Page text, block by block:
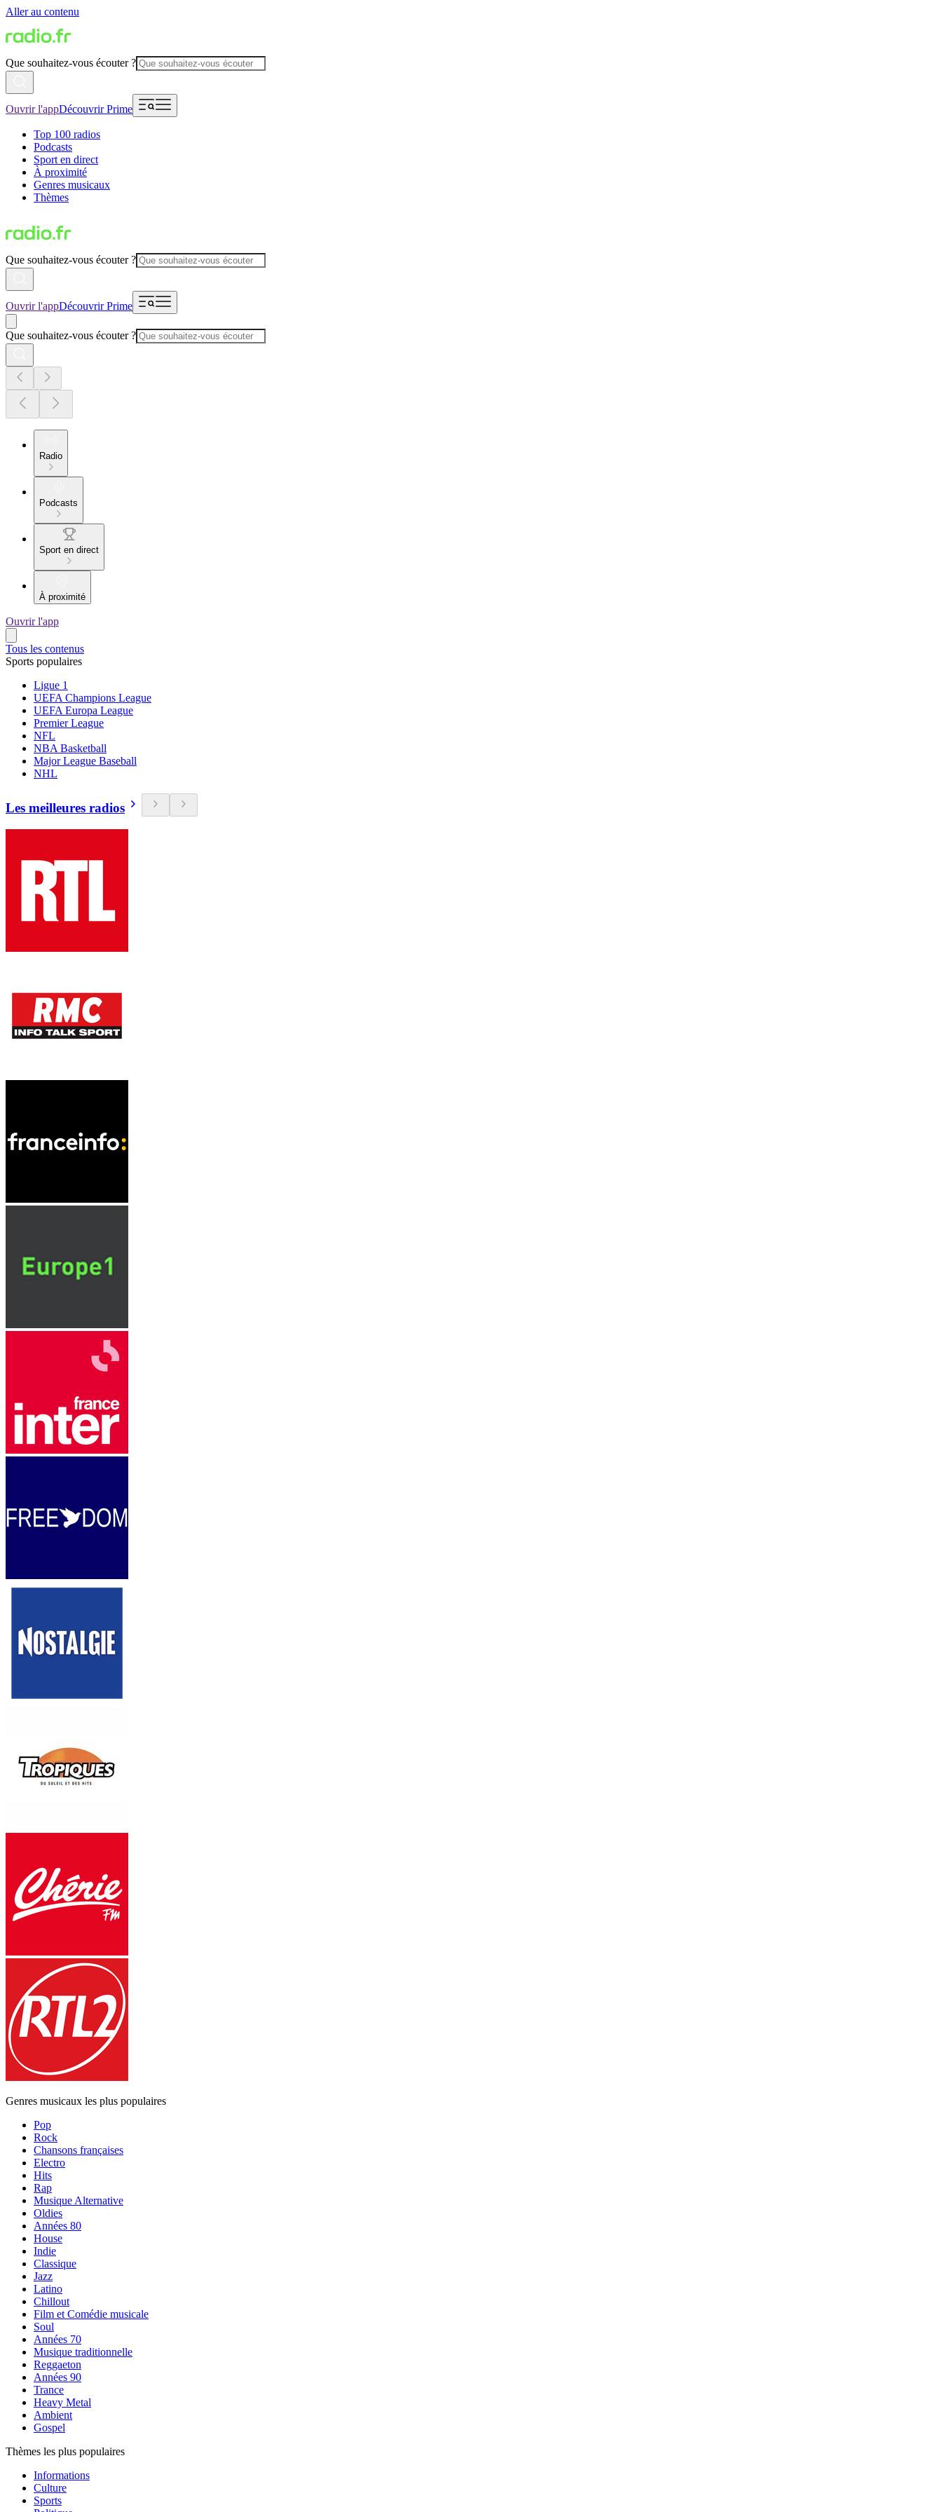
Aller au contenu
Que souhaitez-vous écouter ?
Ouvrir l'appDécouvrir Prime
Top 100 radios
Podcasts
Sport en direct
À proximité
Genres musicaux
Thèmes
Que souhaitez-vous écouter ?
Ouvrir l'appDécouvrir Prime
Que souhaitez-vous écouter ?
Radio
Podcasts
Sport en direct
À proximité
Ouvrir l'app
Tous les contenus
Sports populaires
Ligue 1
UEFA Champions League
UEFA Europa League
Premier League
NFL
NBA Basketball
Major League Baseball
NHL
Les meilleures radios
Genres musicaux les plus populaires
Pop
Rock
Chansons françaises
Electro
Hits
Rap
Musique Alternative
Oldies
Années 80
House
Indie
Classique
Jazz
Latino
Chillout
Film et Comédie musicale
Soul
Années 70
Musique traditionnelle
Reggaeton
Années 90
Trance
Heavy Metal
Ambient
Gospel
Thèmes les plus populaires
Informations
Culture
Sports